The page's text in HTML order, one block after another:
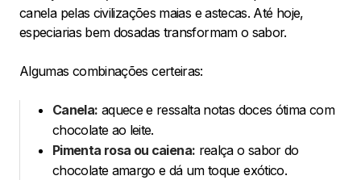
canela pelas civilizações maias e astecas. Até hoje,
especiarias bem dosadas transformam o sabor.
Algumas combinações certeiras:
Canela: aquece e ressalta notas doces ótima com
chocolate ao leite.
Pimenta rosa ou caiena: realça o sabor do
chocolate amargo e dá um toque exótico.